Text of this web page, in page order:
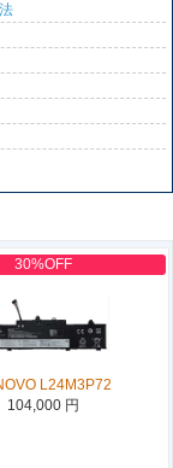
30%OFF
L24M3P72
104,000 円